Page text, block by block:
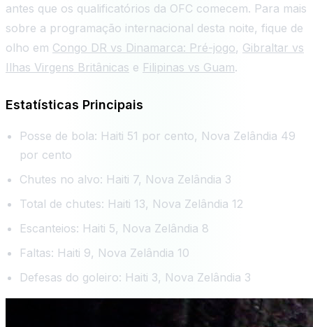
antes que os qualificatórios da OFC comecem. Para mais
sobre a programação internacional desta noite, fique de
olho em Congo DR vs Dinamarca: Pré-jogo, Gibraltar vs
Ilhas Virgens Britânicas e Filipinas vs Guam.
Estatísticas Principais
Posse de bola: Haiti 51 por cento, Nova Zelândia 49
por cento
Chutes no alvo: Haiti 7, Nova Zelândia 3
Total de chutes: Haiti 13, Nova Zelândia 12
Escanteios: Haiti 5, Nova Zelândia 8
Faltas: Haiti 9, Nova Zelândia 10
Defesas do goleiro: Haiti 3, Nova Zelândia 3